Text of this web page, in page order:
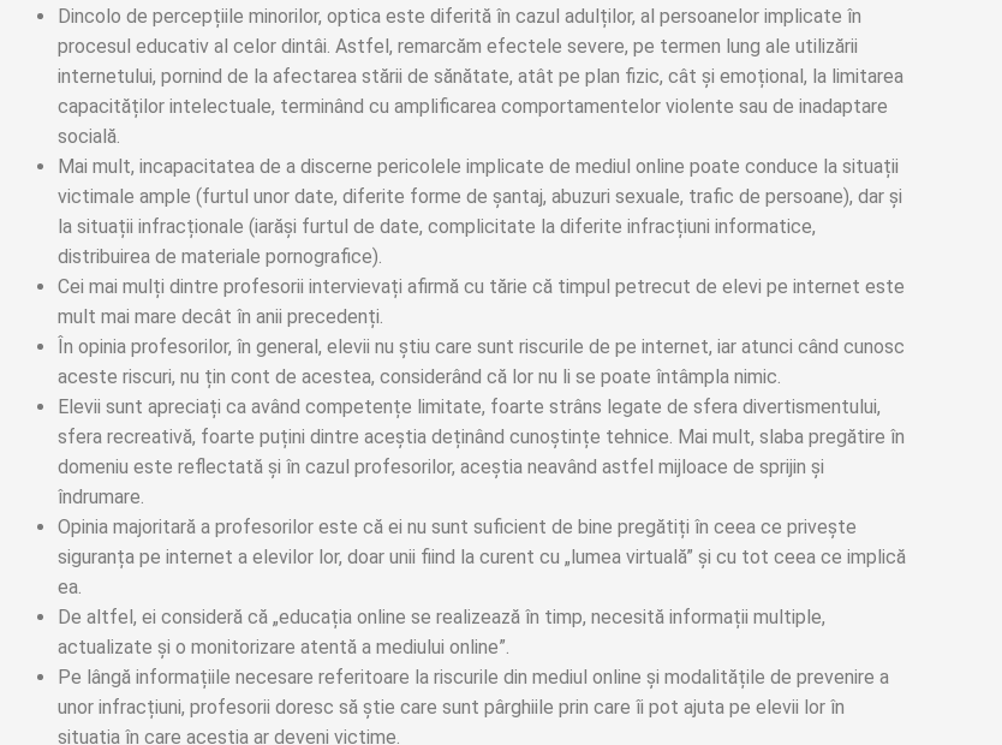
Dincolo de percepțiile minorilor, optica este diferită în cazul adulților, al persoanelor implicate în
procesul educativ al celor dintâi. Astfel, remarcăm efectele severe, pe termen lung ale utilizării
internetului, pornind de la afectarea stării de sănătate, atât pe plan fizic, cât și emoțional, la limitarea
capacităților intelectuale, terminând cu amplificarea comportamentelor violente sau de inadaptare
socială.
Mai mult, incapacitatea de a discerne pericolele implicate de mediul online poate conduce la situații
victimale ample (furtul unor date, diferite forme de șantaj, abuzuri sexuale, trafic de persoane), dar și
la situații infracționale (iarăși furtul de date, complicitate la diferite infracțiuni informatice,
distribuirea de materiale pornografice).
Cei mai mulți dintre profesorii intervievați afirmă cu tărie că timpul petrecut de elevi pe internet este
mult mai mare decât în anii precedenți.
În opinia profesorilor, în general, elevii nu știu care sunt riscurile de pe internet, iar atunci când cunosc
aceste riscuri, nu țin cont de acestea, considerând că lor nu li se poate întâmpla nimic.
Elevii sunt apreciați ca având competențe limitate, foarte strâns legate de sfera divertismentului,
sfera recreativă, foarte puțini dintre aceștia deținând cunoștințe tehnice. Mai mult, slaba pregătire în
domeniu este reflectată și în cazul profesorilor, aceștia neavând astfel mijloace de sprijin și
îndrumare.
Opinia majoritară a profesorilor este că ei nu sunt suficient de bine pregătiți în ceea ce privește
siguranța pe internet a elevilor lor, doar unii fiind la curent cu „lumea virtuală” și cu tot ceea ce implică
ea.
De altfel, ei consideră că „educația online se realizează în timp, necesită informații multiple,
actualizate și o monitorizare atentă a mediului online”.
Pe lângă informațiile necesare referitoare la riscurile din mediul online și modalitățile de prevenire a
unor infracțiuni, profesorii doresc să știe care sunt pârghiile prin care îi pot ajuta pe elevii lor în
situația în care aceștia ar deveni victime.